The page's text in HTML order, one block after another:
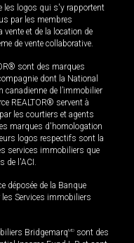
les logos qui s'y rapportent
par les membres
vente et de la location de
de vente collaborative.
sont des marques
dont la National
de l’immobilier
REALTOR® servent à
les courtiers et agents
marques d'homologation
logos respectifs sont la
services immobiliers que
de l'ACI.
déposée de la Banque
Services immobiliers
BridgemarqMD sont des